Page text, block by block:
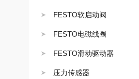
FESTO软启动阀
FESTO电磁线圈
FESTO滑动驱动器
压力传感器